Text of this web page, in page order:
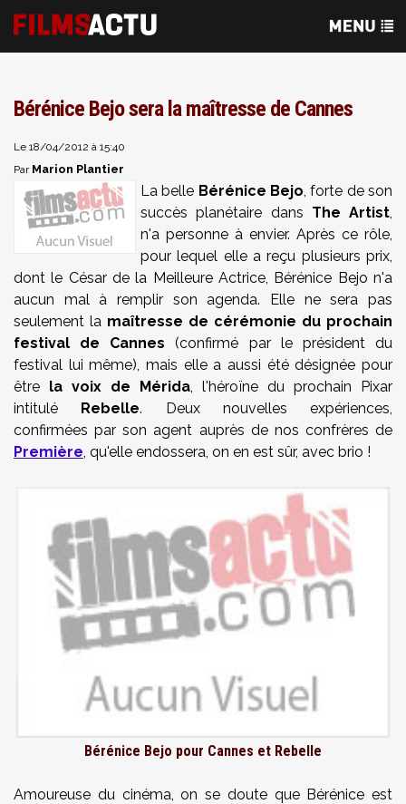
Bérénice Bejo sera la maîtresse de Cannes
Le 18/04/2012 à 15:40
Par Marion Plantier
La belle Bérénice Bejo, forte de son
succès planétaire dans The Artist,
n'a personne à envier. Après ce rôle,
pour lequel elle a reçu plusieurs prix,
dont le César de la Meilleure Actrice, Bérénice Bejo n'a
aucun mal à remplir son agenda. Elle ne sera pas
seulement la maîtresse de cérémonie du prochain
festival de Cannes (confirmé par le président du
festival lui même), mais elle a aussi été désignée pour
être la voix de Mérida, l'héroïne du prochain Pixar
intitulé Rebelle. Deux nouvelles expériences,
confirmées par son agent auprès de nos confrères de
Première, qu'elle endossera, on en est sûr, avec brio !
Bérénice Bejo pour Cannes et Rebelle
Amoureuse du cinéma, on se doute que Bérénice est